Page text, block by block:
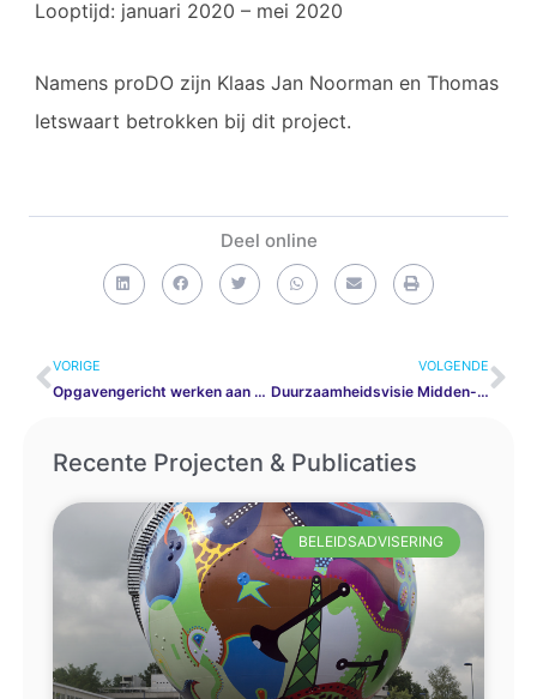
Looptijd: januari 2020 – mei 2020
Namens proDO zijn Klaas Jan Noorman en Thomas
Ietswaart betrokken bij dit project.
Deel online
Vorige
VORIGE
Opgavengericht werken aan Energietransitie in gemeente Emmen
VOLGENDE
Duurzaamheidsvisie Midden-Groningen
Recente Projecten & Publicaties
BELEIDSADVISERING